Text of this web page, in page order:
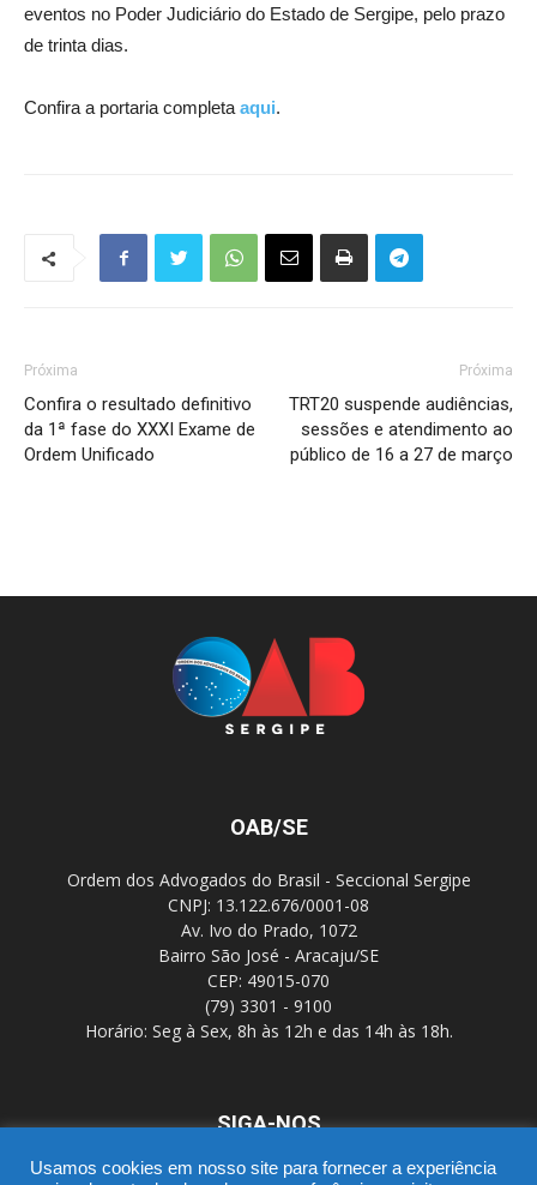
eventos no Poder Judiciário do Estado de Sergipe, pelo prazo
de trinta dias.
Confira a portaria completa aqui.
Próxima
Confira o resultado definitivo
da 1ª fase do XXXI Exame de
Ordem Unificado
Próxima
TRT20 suspende audiências,
sessões e atendimento ao
público de 16 a 27 de março
OAB/SE
Ordem dos Advogados do Brasil - Seccional Sergipe
CNPJ: 13.122.676/0001-08
Av. Ivo do Prado, 1072
Bairro São José - Aracaju/SE
CEP: 49015-070
(79) 3301 - 9100
Horário: Seg à Sex, 8h às 12h e das 14h às 18h.
SIGA-NOS
Usamos cookies em nosso site para fornecer a experiência